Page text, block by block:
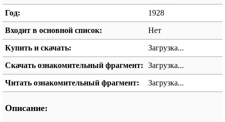
Год: 1928
Входит в основной список: Нет
Купить и скачать: Загрузка...
Скачать ознакомительный фрагмент: Загрузка...
Читать ознакомительный фрагмент: Загрузка...
Описание: